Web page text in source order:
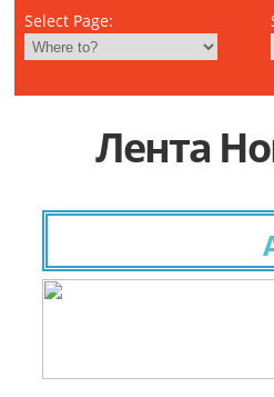
Select Page:
Лента